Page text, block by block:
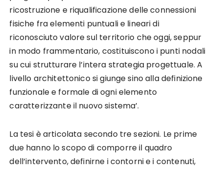
ricostruzione e riqualificazione delle connessioni
fisiche fra elementi puntuali e lineari di
riconosciuto valore sul territorio che oggi, seppur
in modo frammentario, costituiscono i punti nodali
su cui strutturare l’intera strategia progettuale. A
livello architettonico si giunge sino alla definizione
funzionale e formale di ogni elemento
caratterizzante il nuovo sistema’.
La tesi è articolata secondo tre sezioni. Le prime
due hanno lo scopo di comporre il quadro
dell’intervento, definirne i contorni e i contenuti,